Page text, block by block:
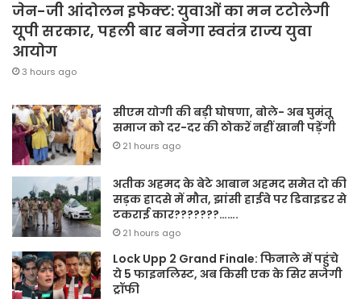
जेन-जी आंदोलन इफेक्ट: युवाओं का मन टटोलेगी
यूपी सरकार, पहली बार बनेगा स्वतंत्र राज्य युवा
आयोग
3 hours ago
सीएम योगी की बड़ी घोषणा, बोले- अब घुमंतू
समाज को दर-दर की ठोकरें नहीं खानी पड़ेंगी
21 hours ago
अतीक अहमद के बेटे आबान अहमद समेत दो की
सड़क हादसे में मौत, झांसी हाईवे पर डिवाइडर से
टकराई कार???????…….
21 hours ago
Lock Upp 2 Grand Finale: फिनाले में पहुंचे
ये 5 फाइनलिस्ट, अब किसी एक के सिर सजेगी
ट्रॉफी